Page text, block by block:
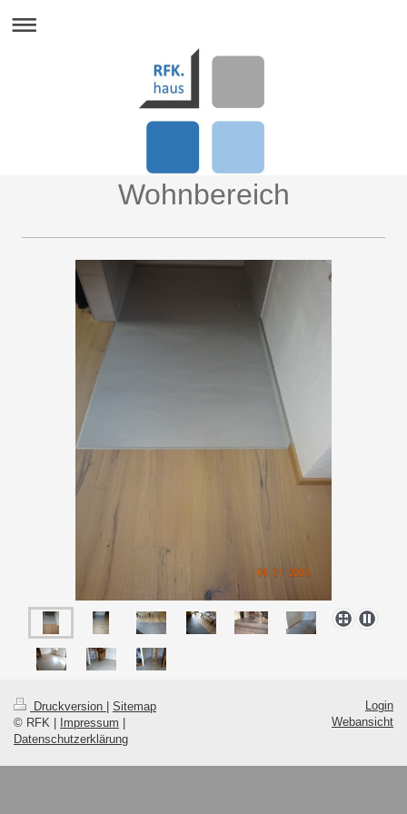
Wohnbereich
Druckversion
Sitemap
© RFK |
Impressum
Datenschutzerklärung
Login
Webansicht